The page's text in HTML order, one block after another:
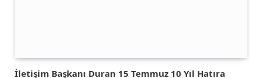
İletişim Başkanı Duran 15 Temmuz 10 Yıl Hatıra